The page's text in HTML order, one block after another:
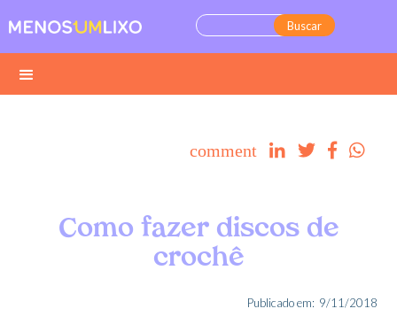
comment    
Como fazer discos de
crochê
Publicado em: 9/11/2018